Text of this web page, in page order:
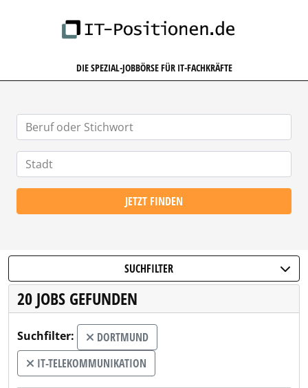
DIE SPEZIAL-JOBBÖRSE FÜR IT-FACHKRÄFTE
JETZT FINDEN
SUCHFILTER
20 JOBS GEFUNDEN
Suchfilter:
DORTMUND
IT-TELEKOMMUNIKATION